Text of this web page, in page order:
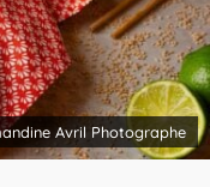
Avril Photographe